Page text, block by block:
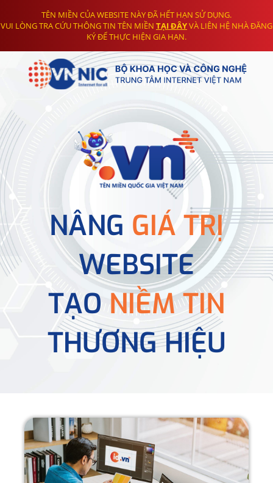
TÊN MIỀN CỦA WEBSITE NÀY ĐÃ HẾT HẠN SỬ DỤNG.
VUI LÒNG TRA CỨU THÔNG TIN TÊN MIỀN TẠI ĐÂYVÀ LIÊN HỆ NHÀ ĐĂNG
KÝ ĐỂ THỰC HIỆN GIA HẠN.
NÂNG GIÁ TRỊ
WEBSITE
TẠONIỀM TIN
THƯƠNG HIỆU